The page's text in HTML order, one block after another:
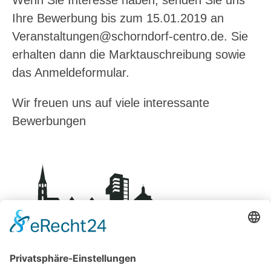
Ihre Bewerbung bis zum 15.01.2019 an
Veranstaltungen@schorndorf-centro.de. Sie
erhalten dann die Marktauschreibung sowie
das Anmeldeformular.
Wir freuen uns auf viele interessante
Bewerbungen
BDS-Centro Schorndorf